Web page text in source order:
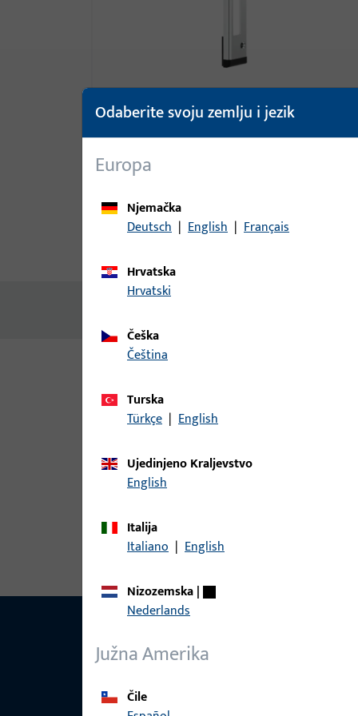
Varijante
Za ovaj proizvod dostupne su sljedeće varijante:
artikl
Odaberite svoju zemlju i jezik
Europa
Njemačka
Deutsch | English | Français
Hrvatska
Hrvatski
Češka
čeština
Turska
Türkçe | English
Ujedinjeno Kraljevstvo
English
Italija
Italiano | English
Nizozemska|
Nederlands
Južna Amerika
Čile